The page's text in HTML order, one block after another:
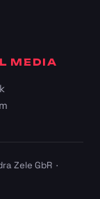
MEDIA
Zele GbR ·